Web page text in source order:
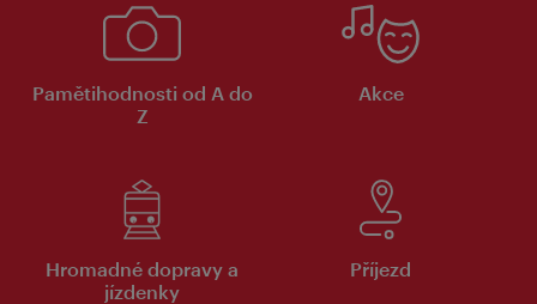
Pamětihodnosti od A do
Z
Akce
Hromadné dopravy a
jízdenky
Příjezd